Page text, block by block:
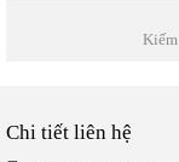
Chi tiết liên hệ